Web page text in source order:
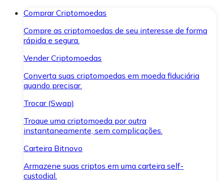
Comprar Criptomoedas
Compre as criptomoedas de seu interesse de forma
rápida e segura.
Vender Criptomoedas
Converta suas criptomoedas em moeda fiduciária
quando precisar.
Trocar (Swap)
Troque uma criptomoeda por outra
instantaneamente, sem complicações.
Carteira Bitnovo
Armazene suas criptos em uma carteira self-
custodial.